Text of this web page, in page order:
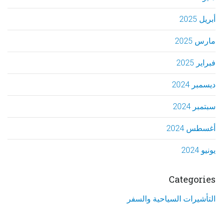
أبريل 2025
مارس 2025
فبراير 2025
ديسمبر 2024
سبتمبر 2024
أغسطس 2024
يونيو 2024
Categories
التأشيرات السياحية والسفر